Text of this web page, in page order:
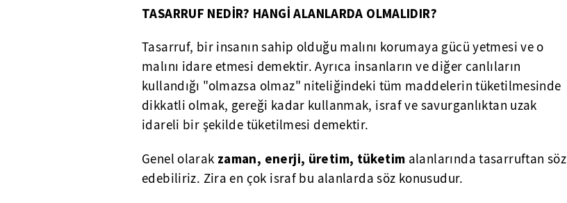
TASARRUF NEDİR? HANGİ ALANLARDA OLMALIDIR?
Tasarruf, bir insanın sahip olduğu malını korumaya gücü yetmesi ve o
malını idare etmesi demektir. Ayrıca insanların ve diğer canlıların
kullandığı "olmazsa olmaz" niteliğindeki tüm maddelerin tüketilmesinde
dikkatli olmak, gereği kadar kullanmak, israf ve savurganlıktan uzak
idareli bir şekilde tüketilmesi demektir.
Genel olarak zaman, enerji, üretim, tüketim alanlarında tasarruftan söz
edebiliriz. Zira en çok israf bu alanlarda söz konusudur.